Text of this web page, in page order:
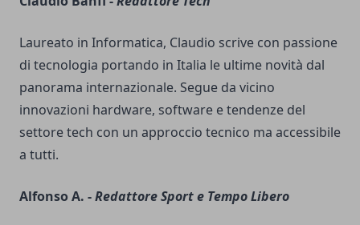
Laureato in Informatica, Claudio scrive con passione
di tecnologia portando in Italia le ultime novità dal
panorama internazionale. Segue da vicino
innovazioni hardware, software e tendenze del
settore tech con un approccio tecnico ma accessibile
a tutti.
Alfonso A. -Redattore Sport e Tempo Libero